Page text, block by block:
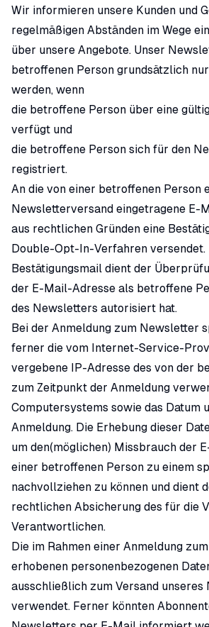
Wir informieren unsere Kunden und
regelmäßigen Abständen im Wege
über unsere Angebote. Unser
betroffenen Person grundsätzlich
werden, wenn
die betroffene Person über eine
verfügt und
die betroffene Person sich für den
registriert.
An die von einer betroffenen Person
Newsletterversand eingetragene E-
aus rechtlichen Gründen eine
Double-Opt-In-Verfahren versendet.
Bestätigungsmail dient der
der E-Mail-Adresse als betroffene
des Newsletters autorisiert hat.
Bei der Anmeldung zum Newsletter
ferner die vom Internet-Service-
vergebene IP-Adresse des von der
zum Zeitpunkt der Anmeldung
Computersystems sowie das Datum
Anmeldung. Die Erhebung dieser
um den(möglichen) Missbrauch der
einer betroffenen Person zu einem
nachvollziehen zu können und dient
rechtlichen Absicherung des für die
Verantwortlichen.
Die im Rahmen einer Anmeldung
erhobenen personenbezogenen
ausschließlich zum Versand unseres
verwendet. Ferner könnten